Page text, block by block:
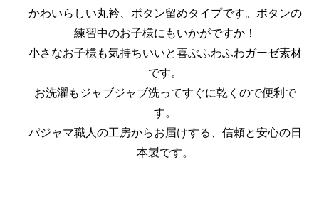
かわいらしい丸衿、ボタン留めタイプです。ボタンの
練習中のお子様にもいかがですか！
小さなお子様も気持ちいいと喜ぶふわふわガーゼ素材
です。
お洗濯もジャブジャブ洗ってすぐに乾くので便利で
す。
パジャマ職人の工房からお届けする、信頼と安心の日
本製です。